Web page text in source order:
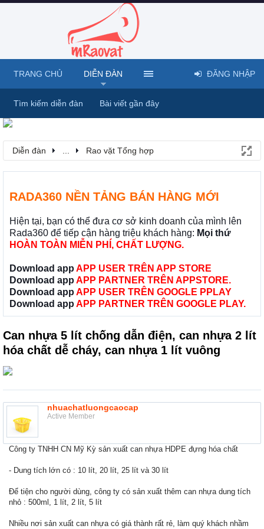
Diễn đàn Rao vặt Tổng hợp
RADA360 NỀN TẢNG BÁN HÀNG MỚI
Hiện tại, bạn có thể đưa cơ sở kinh doanh của mình lên
Rada360 để tiếp cận hàng triệu khách hàng: Mọi thứ
HOÀN TOÀN MIỄN PHÍ, CHẤT LƯỢNG.
Download app APP USER TRÊN APP STORE
Download app APP PARTNER TRÊN APPSTORE.
Download app APP USER TRÊN GOOGLE PPLAY
Download app APP PARTNER TRÊN GOOGLE PLAY.
Can nhựa 5 lít chống dẫn điện, can nhựa 2 lít
hóa chất dễ cháy, can nhựa 1 lít vuông
nhuachatluongcaocap
Active Member
Công ty TNHH CN Mỹ Kỳ sản xuất can nhựa HDPE đựng hóa chất
- Dung tích lớn có : 10 lít, 20 lít, 25 lít và 30 lít
Để tiện cho người dùng, công ty có sản xuất thêm can nhựa dung tích
nhỏ : 500ml, 1 lít, 2 lít, 5 lít
Nhiều nơi sản xuất can nhựa có giá thành rất rẻ, làm quý khách nhầm
TRANG CHỦ DIỄN ĐÀN
Tìm kiếm diễn đàn Bài viết gần đây
ĐĂNG NHẬP